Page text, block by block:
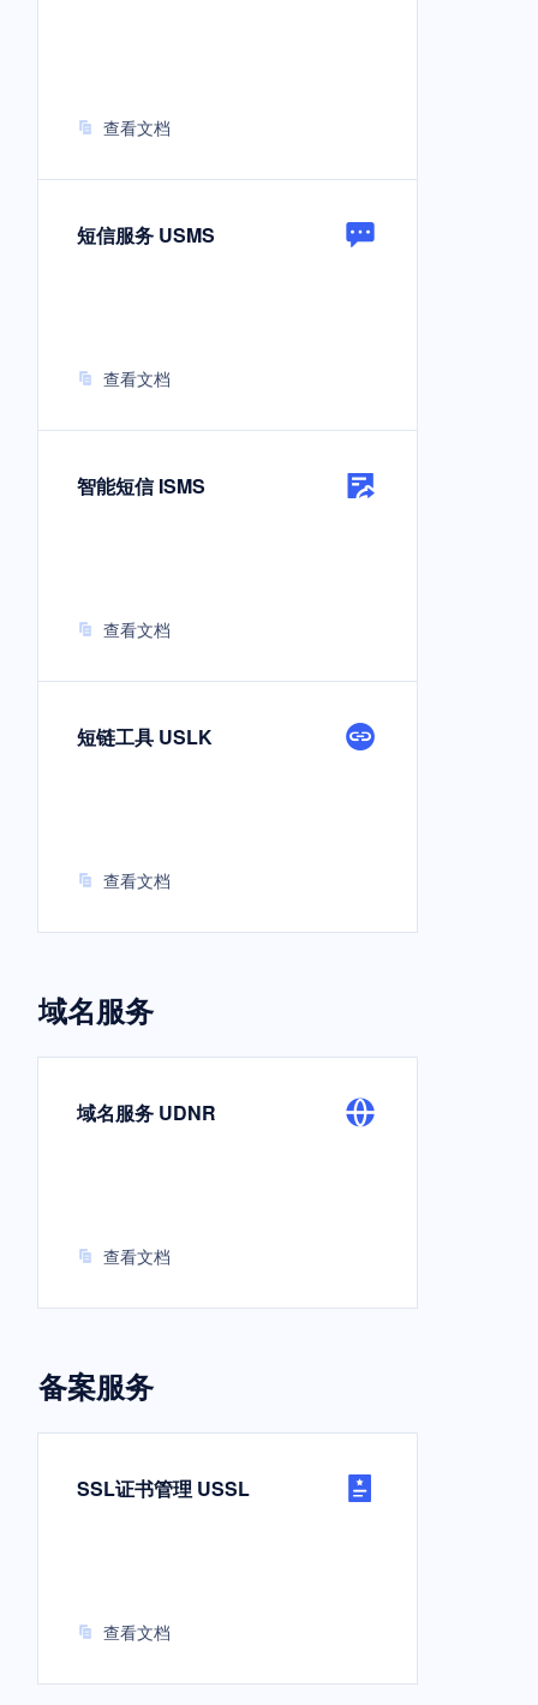
查看文档
短信服务 USMS
查看文档
智能短信 ISMS
查看文档
短链工具 USLK
查看文档
域名服务
域名服务 UDNR
查看文档
备案服务
SSL证书管理 USSL
查看文档